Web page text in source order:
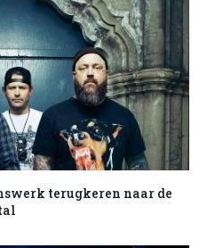
terugkeren naar de